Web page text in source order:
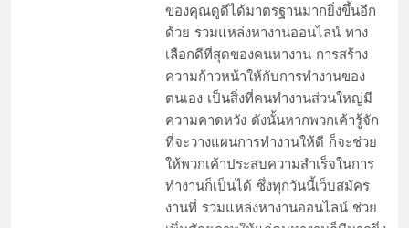
ของคุณดูดีได้มาตรฐานมากยิ่งขึ้นอีก
ด้วย รวมแหล่งหางานออนไลน์ ทาง
เลือกดีที่สุดของคนหางาน การสร้าง
ความก้าวหน้าให้กับการทำงานของ
ตนเอง เป็นสิ่งที่คนทำงานส่วนใหญ่มี
ความคาดหวัง ดังนั้นหากพวกเค้ารู้จัก
ที่จะวางแผนการทำงานให้ดี ก็จะช่วย
ให้พวกเค้าประสบความสำเร็จในการ
ทำงานก็เป็นได้ ซึ่งทุกวันนี้เว็บสมัคร
งานที่ รวมแหล่งหางานออนไลน์ ช่วย